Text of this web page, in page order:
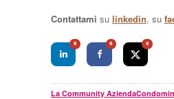
Contattami su linkedin, su
0 0 0
La Community